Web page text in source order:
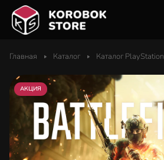
Главная Каталог Каталог PlayStation
АКЦИЯ